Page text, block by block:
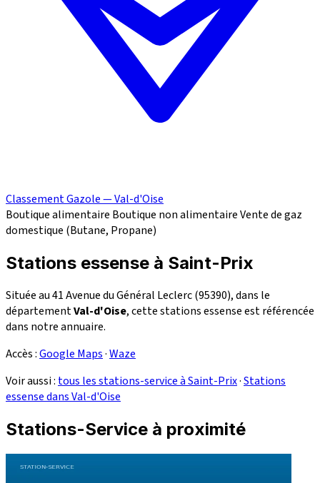
Classement Gazole — Val-d'Oise
Boutique alimentaire Boutique non alimentaireVente de gaz
domestique (Butane, Propane)
Stations essense à Saint-Prix
Située au 41 Avenue du Général Leclerc (95390), dans le
départementVal-d'Oise, cette stations essense est référencée
dans notre annuaire.
Accès :Google Maps·Waze
Voir aussi : tous les stations-service à Saint-Prix·Stations
essense dans Val-d'Oise
Stations-Service à proximité